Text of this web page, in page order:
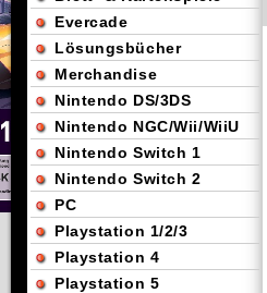
Evercade
Lösungsbücher
Merchandise
Nintendo DS/3DS
Nintendo NGC/Wii/WiiU
Nintendo Switch 1
Nintendo Switch 2
PC
Playstation 1/2/3
Playstation 4
Playstation 5